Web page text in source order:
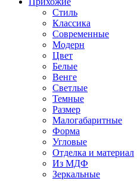
Стиль
Классика
Современные
Модерн
Цвет
Белые
Венге
Светлые
Темные
Размер
Малогабаритные
Форма
Угловые
Отделка и материал
Из МДФ
Зеркальные